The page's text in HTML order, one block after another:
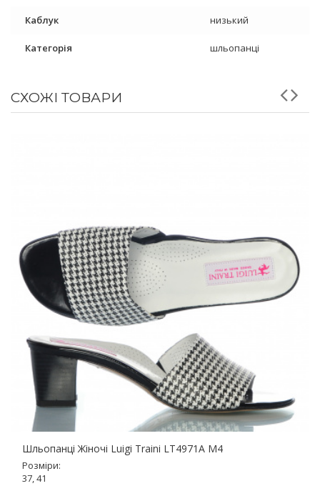
Каблук низький
Категорія шльопанці
СХОЖІ ТОВАРИ
Шльопанці Жіночі Luigi Traini LT4971A M4
Розміри:
37, 41